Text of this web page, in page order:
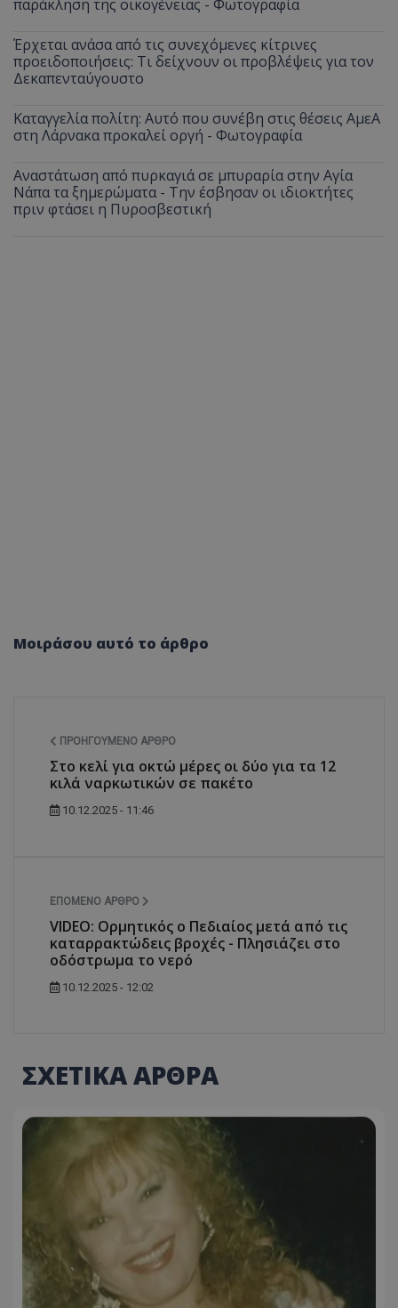
παράκληση της οικογένειας - Φωτογραφία
Έρχεται ανάσα από τις συνεχόμενες κίτρινες
προειδοποιήσεις: Τι δείχνουν οι προβλέψεις για τον
Δεκαπενταύγουστο
Καταγγελία πολίτη: Αυτό που συνέβη στις θέσεις ΑμεΑ
στη Λάρνακα προκαλεί οργή - Φωτογραφία
Αναστάτωση από πυρκαγιά σε μπυραρία στην Αγία
Νάπα τα ξημερώματα - Την έσβησαν οι ιδιοκτήτες
πριν φτάσει η Πυροσβεστική
Μοιράσου αυτό το άρθρο
ΠΡΟΗΓΟΎΜΕΝΟ ΆΡΘΡΟ
Στο κελί για οκτώ μέρες οι δύο για τα 12
κιλά ναρκωτικών σε πακέτο
10.12.2025 - 11:46
ΕΠΌΜΕΝΟ ΆΡΘΡΟ
VIDEO: Ορμητικός ο Πεδιαίος μετά από τις
καταρρακτώδεις βροχές - Πλησιάζει στο
οδόστρωμα το νερό
10.12.2025 - 12:02
ΣΧΕΤΙΚΑ ΑΡΘΡΑ